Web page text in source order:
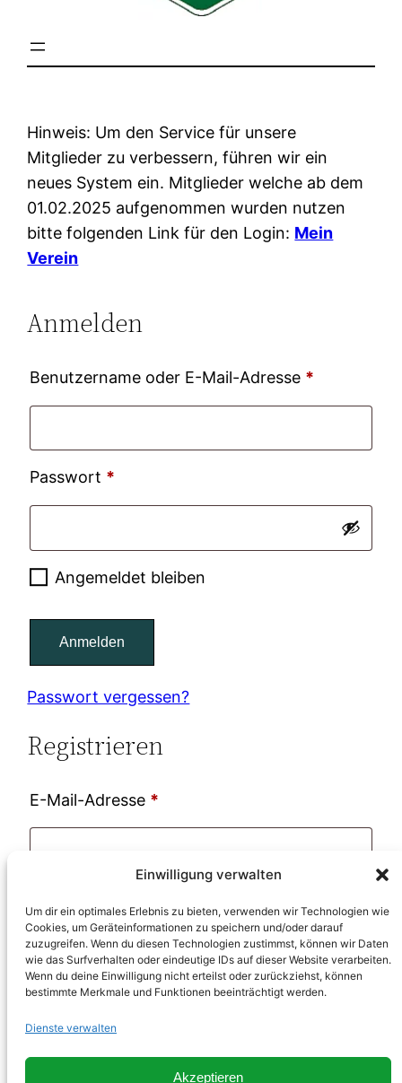
Einwilligung verwalten
Um dir ein optimales Erlebnis zu bieten, verwenden wir Technologien wie
Cookies, um Geräteinformationen zu speichern und/oder darauf
zuzugreifen. Wenn du diesen Technologien zustimmst, können wir Daten
wie das Surfverhalten oder eindeutige IDs auf dieser Website verarbeiten.
Wenn du deine Einwilligung nicht erteilst oder zurückziehst, können
bestimmte Merkmale und Funktionen beeinträchtigt werden.
Dienste verwalten
Akzeptieren
Hinweis: Um den Service für unsere
Mitglieder zu verbessern, führen wir ein
neues System ein. Mitglieder welche ab dem
01.02.2025 aufgenommen wurden nutzen
bitte folgenden Link für den Login: Mein
Verein
Anmelden
Benutzername oder E-Mail-Adresse *
Passwort *
Angemeldet bleiben
Anmelden
Passwort vergessen?
Registrieren
E-Mail-Adresse *
Ein Link zum Erstellen eines neuen Passworts
wird an deine E-Mail-Adresse gesendet.
Bitte bestätigen Sie die Anmeldung zum